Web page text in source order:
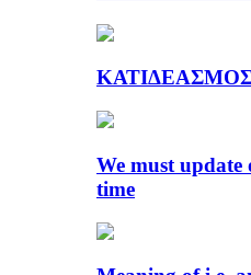
ΚΑΤΙΔΕΑΣΜΟΣ
We must update
time